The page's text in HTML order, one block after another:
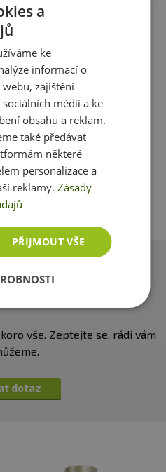
obal
Vhodné zejména pro
stravy. Nepřekračujte
Ukládejte mimo dosah
a kojící ženy.
do 25 °C. Nevystavujte
Chraňte před mrazem.
nevhodným skladováním
Alergeny ve složení produktu
zatím nikdo nehodnotil
Napište recenzi a
s rozhodováním.
:-)
hodnocení
vše. Zeptejte se, rádi vám
dotaz
a
ke
informací o
zajištění
médií a ke
obsahu a reklam.
také předávat
některé
personalizace a
reklamy.Zásady
PŘIJMOUT VŠE